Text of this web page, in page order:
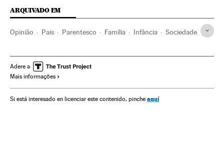
ARQUIVADO EM
Opinião Pais Parentesco Família Infância Sociedade
Adere a
Mais informações
Si está interesado en licenciar este contenido, pinche aquí